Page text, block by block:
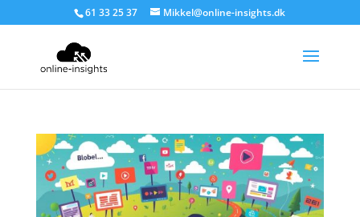
61 33 25 37 Mikkel@online-insights.dk